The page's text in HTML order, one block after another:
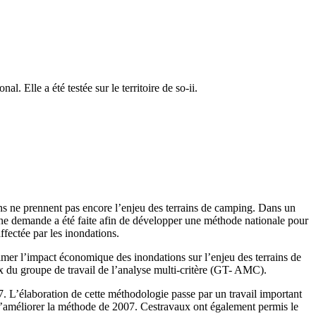
Elle a été testée sur le territoire de so-ii.
prennent pas encore l’enjeu des terrains de camping. Dans un
demande a été faite afin de développer une méthode nationale pour
par les inondations.
l’impact économique des inondations sur l’enjeu des terrains de
du groupe de travail de l’analyse multi-critère (GT- AMC).
de cette méthodologie passe par un travail important
la méthode de 2007. Cestravaux ont également permis le